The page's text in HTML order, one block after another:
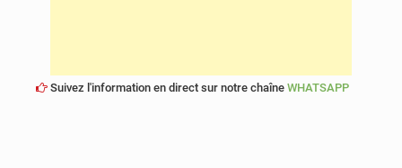
Suivez l'information en direct sur notre chaîne WHATSAPP